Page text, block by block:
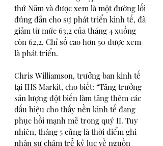
thứ Năm và được xem là một đường lối
đúng đắn cho sự phát triển kinh tế, đã
giảm từ mức 63,2 của tháng 4 xuống
còn 62,2. Chỉ số cao hơn 50 được xem
là phát triển.
Chris Williamson, trưởng ban kinh tế
tại IHS Markit, cho biết: “Tăng trưởng
sản lượng đột biến làm tăng thêm các
dấu hiệu cho thấy nền kinh tế đang
phục hồi mạnh mẽ trong quý II. Tuy
nhiên, tháng 5 cũng là thời điểm ghi
nhận sự chậm trễ kỷ lục về nguồn